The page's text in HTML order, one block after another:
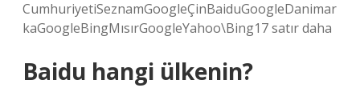
CumhuriyetiSeznamGoogleÇinBaiduGoogleDanimar
kaGoogleBingMısırGoogleYahoo\Bing17 satır daha
Baidu hangi ülkenin?